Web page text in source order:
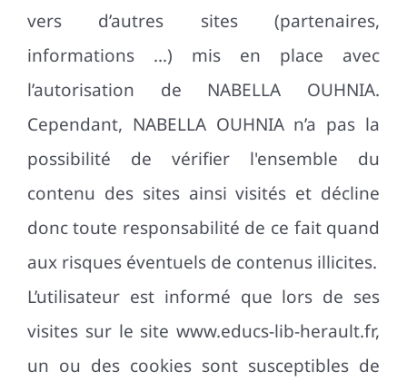
vers d’autres sites (partenaires,
informations …) mis en place avec
l’autorisation de NABELLA OUHNIA.
Cependant, NABELLA OUHNIA n’a pas la
possibilité de vérifier l'ensemble du
contenu des sites ainsi visités et décline
donc toute responsabilité de ce fait quand
aux risques éventuels de contenus illicites.
L’utilisateur est informé que lors de ses
visites sur le site www.educs-lib-herault.fr,
un ou des cookies sont susceptibles de